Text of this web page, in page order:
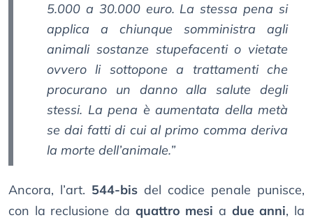
5.000 a 30.000 euro. La stessa pena si
applica a chiunque somministra agli
animali sostanze stupefacenti o vietate
ovvero li sottopone a trattamenti che
procurano un danno alla salute degli
stessi. La pena è aumentata della metà
se dai fatti di cui al primo comma deriva
la morte dell’animale.”
Ancora, l’art. 544-bis del codice penale punisce,
con la reclusione da quattro mesi a due anni, la